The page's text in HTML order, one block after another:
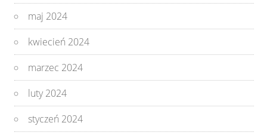
maj 2024
kwiecień 2024
marzec 2024
luty 2024
styczeń 2024